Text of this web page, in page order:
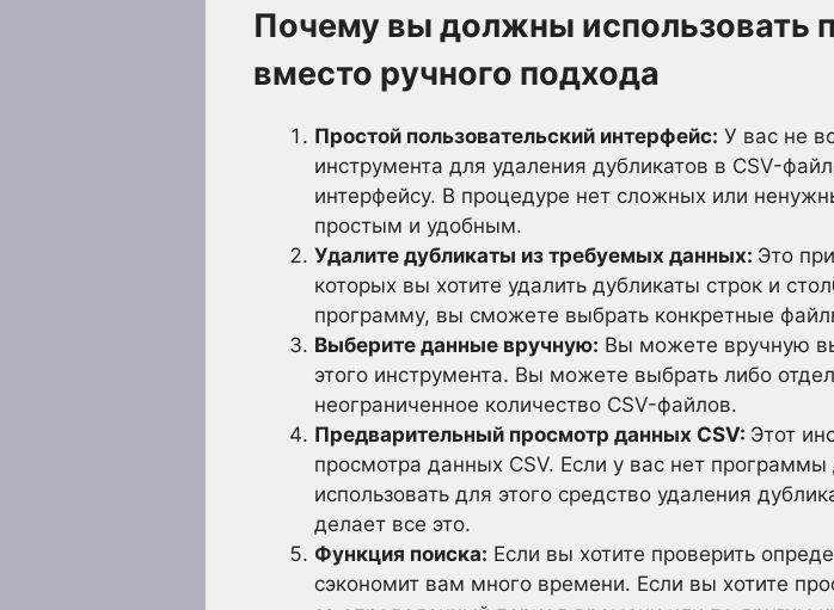
Почему вы должны использовать
вместо ручного подхода
Простой пользовательский интерфейс: У вас не
инструмента для удаления дубликатов в CSV-
интерфейсу. В процедуре нет сложных или
простым и удобным.
Удалите дубликаты из требуемых данных: Это
которых вы хотите удалить дубликаты строк и
программу, вы сможете выбрать конкретные
Выберите данные вручную: Вы можете вручную
этого инструмента. Вы можете выбрать либо
неограниченное количество CSV-файлов.
Предварительный просмотр данных CSV: Этот
просмотра данных CSV. Если у вас нет
использовать для этого средство удаления
делает все это.
Функция поиска: Если вы хотите проверить
сэкономит вам много времени. Если вы хотите